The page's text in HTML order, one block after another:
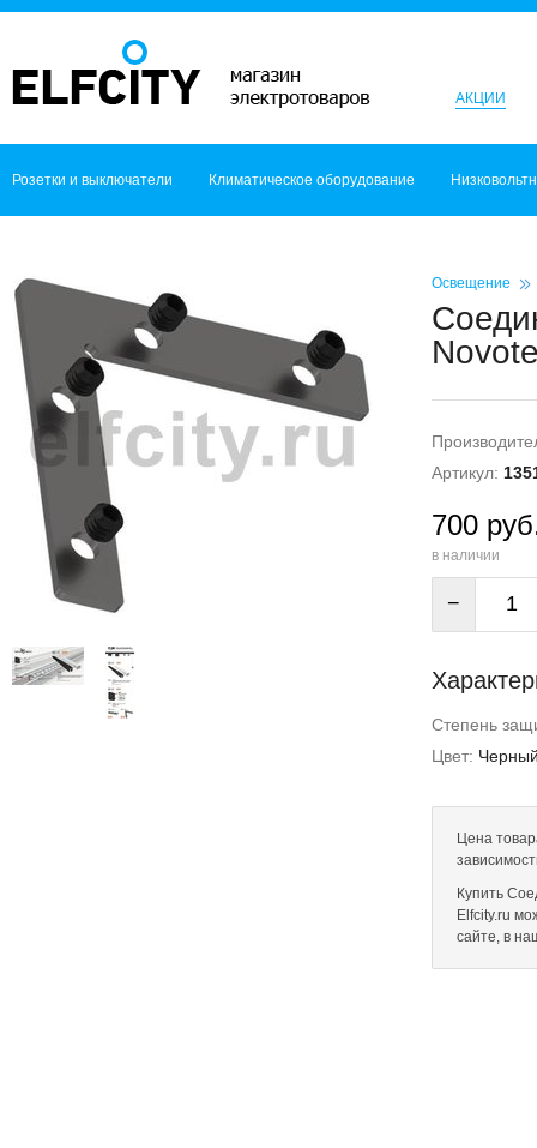
АКЦИИ
Розетки и выключатели Климатическое оборудование
Освещение
Артикул:
700
в наличии
−
Степень
Цвет:
Цена
Купить
Elfcity.ru
сайте, в